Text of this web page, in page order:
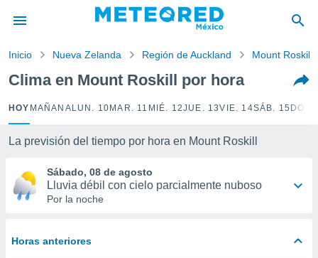
ha sido
la
que se
calidad.
las
Inicio Nueva Zelanda Región de Auckland Mount Roskill
Clima en Mount Roskill por hora
HOY MAÑANA LUN. 10 MAR. 11 MIÉ. 12JUE. 13VIE. 14SÁB. 15
La previsión del tiempo por hora en Mount Roskill
Sábado, 08 de agosto
Lluvia débil con cielo parcialmente nuboso
Por la noche
Horas anteriores